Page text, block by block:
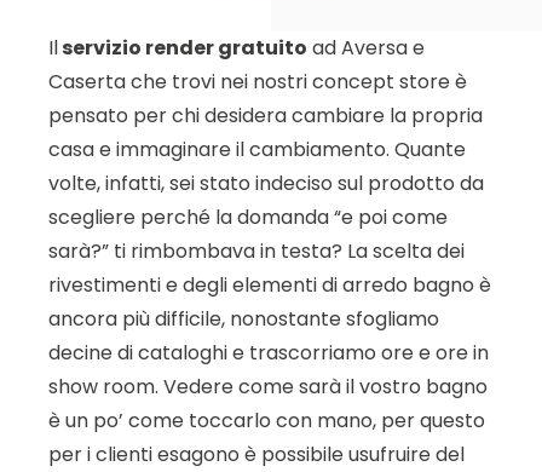
Ilservizio render gratuito ad Aversa e
Caserta che trovi nei nostri concept store è
pensato per chi desidera cambiare la propria
casa e immaginare il cambiamento. Quante
volte, infatti, sei stato indeciso sul prodotto da
scegliere perché la domanda “e poi come
sarà?” ti rimbombava in testa? La scelta dei
rivestimenti e degli elementi di arredo bagno è
ancora più difficile, nonostante sfogliamo
decine di cataloghi e trascorriamo ore e ore in
show room. Vedere come sarà il vostro bagno
è un po’ come toccarlo con mano, per questo
per i clienti esagono è possibile usufruire del